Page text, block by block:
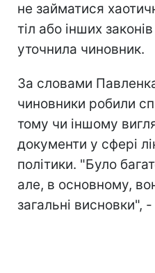
не займатися
тіл або інших
уточнила чиновник.
За словами
чиновники робили
тому чи іншому
документи у сфері
політики. "Було
але, в основному,
загальні висновки",